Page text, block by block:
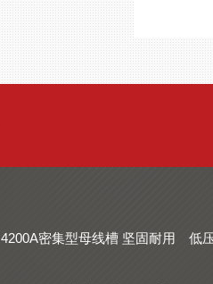
4200A密集型母线槽 坚固耐用
低